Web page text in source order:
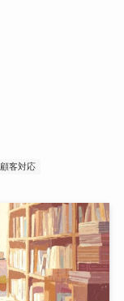
顧客対応